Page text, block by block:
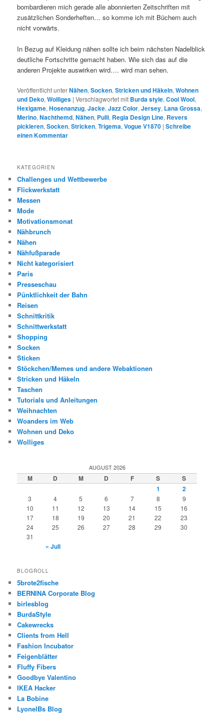
bombardieren mich gerade alle abonnierten Zeitschriften mit
zusätzlichen Sonderheften… so komme ich mit Büchern auch
nicht vorwärts.
In Bezug auf Kleidung nähen sollte ich beim nächsten Nadelblick
deutliche Fortschritte gemacht haben. Wie sich das auf die
anderen Projekte auswirken wird…. wird man sehen.
Veröffentlicht unterNähen,Socken,Stricken und Häkeln,Wohnen
und Deko,Wolliges |Verschlagwortet mit Burda style,Cool Wool,
Hexigame,Hosenanzug,Jacke,Jazz Color,Jersey, Lana Grossa,
Merino,Nachthemd,Nähen, Pulli, Regia Design Line, Revers
pickieren,Socken,Stricken,Trigema,Vogue V1870 |Schreibe
einen Kommentar
KATEGORIEN
Challenges und Wettbewerbe
Flickwerkstatt
Messen
Mode
Motivationsmonat
Nähbrunch
Nähen
Nähfußparade
Nicht kategorisiert
Paris
Presseschau
Pünktlichkeit der Bahn
Reisen
Schnittkritik
Schnittwerkstatt
Shopping
Socken
Sticken
Stöckchen/Memes und andere Webaktionen
Stricken und Häkeln
Taschen
Tutorials und Anleitungen
Weihnachten
Woanders im Web
Wohnen und Deko
Wolliges
AUGUST 2026
M D M D F S
S
1
2
3 4 5 6 7 8
9
10
11 12 13 14 15
16
17
18 19 20 21 22
23
24
25 26 27 28 29
30
31
« Juli
BLOGROLL
5brote2fische
BERNINA Corporate Blog
birlesblog
BurdaStyle
Cakewrecks
Clients from Hell
Fashion Incubator
Feigenblätter
Fluffy Fibers
Goodbye Valentino
IKEA Hacker
La Bobine
LyonelBs Blog